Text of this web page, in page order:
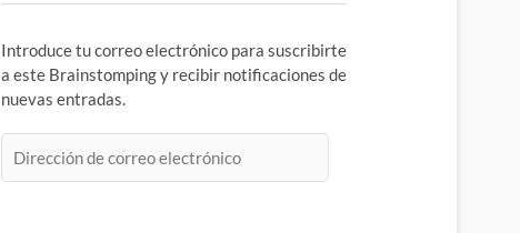
Introduce tu correo electrónico para suscribirte
a este Brainstomping y recibir notificaciones de
nuevas entradas.
de